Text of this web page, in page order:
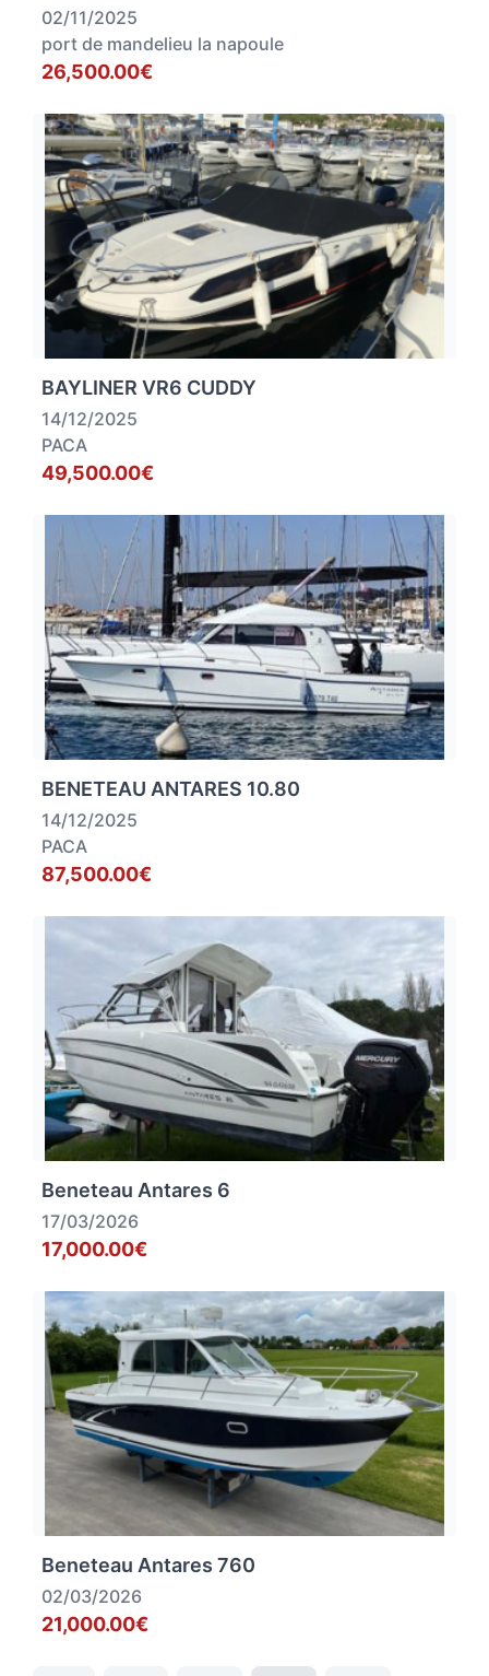
02/11/2025
port de mandelieu la napoule
26,500.00€
BAYLINER VR6 CUDDY
14/12/2025
PACA
49,500.00€
BENETEAU ANTARES 10.80
14/12/2025
PACA
87,500.00€
Beneteau Antares 6
17/03/2026
17,000.00€
Beneteau Antares 760
02/03/2026
21,000.00€